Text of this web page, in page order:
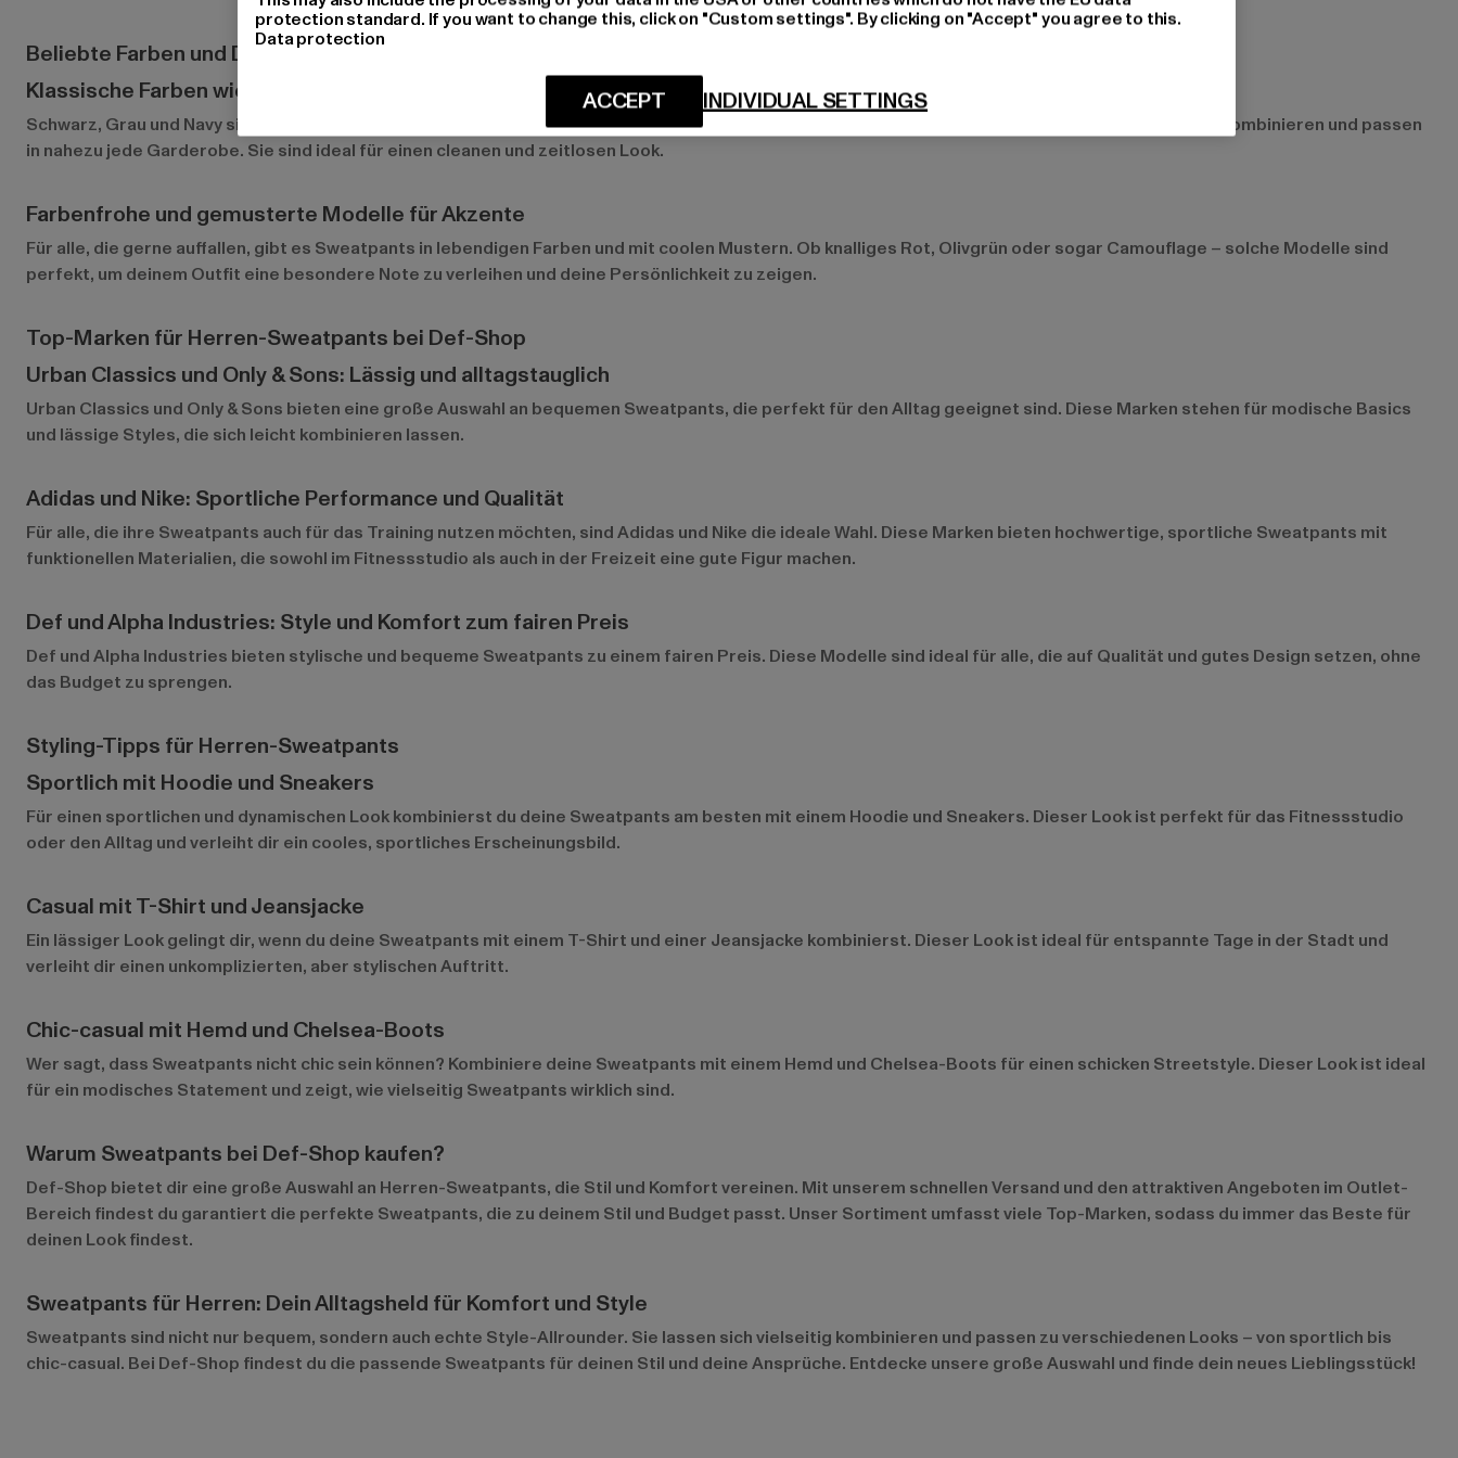
Beliebte Farben und Designs bei Herren-Sweatpants
Klassische Farben wie Schwarz, Grau und Navy
Schwarz, Grau und Navy sind die Klassiker unter den Sweatpants-Farben. Diese neutralen Töne lassen sich mühelos zu verschiedenen Oberteilen kombinieren und passen
in nahezu jede Garderobe. Sie sind ideal für einen cleanen und zeitlosen Look.
Farbenfrohe und gemusterte Modelle für Akzente
Für alle, die gerne auffallen, gibt es Sweatpants in lebendigen Farben und mit coolen Mustern. Ob knalliges Rot, Olivgrün oder sogar Camouflage – solche Modelle sind
perfekt, um deinem Outfit eine besondere Note zu verleihen und deine Persönlichkeit zu zeigen.
Top-Marken für Herren-Sweatpants bei Def-Shop
Urban Classics und Only & Sons: Lässig und alltagstauglich
Urban Classics und Only & Sons bieten eine große Auswahl an bequemen Sweatpants, die perfekt für den Alltag geeignet sind. Diese Marken stehen für modische Basics
und lässige Styles, die sich leicht kombinieren lassen.
Adidas und Nike: Sportliche Performance und Qualität
Für alle, die ihre Sweatpants auch für das Training nutzen möchten, sindAdidas und Nike die ideale Wahl. Diese Marken bieten hochwertige, sportliche Sweatpants mit
funktionellen Materialien, die sowohl im Fitnessstudio als auch in der Freizeit eine gute Figur machen.
Def und Alpha Industries: Style und Komfort zum fairen Preis
Def undAlpha Industries bieten stylische und bequeme Sweatpants zu einem fairen Preis. Diese Modelle sind ideal für alle, die auf Qualität und gutes Design setzen, ohne
das Budget zu sprengen.
Styling-Tipps für Herren-Sweatpants
Sportlich mit Hoodie und Sneakers
Für einen sportlichen und dynamischen Look kombinierst du deine Sweatpants am besten mit einem Hoodie und Sneakers. Dieser Look ist perfekt für das Fitnessstudio
oder den Alltag und verleiht dir ein cooles, sportliches Erscheinungsbild.
Casual mit T-Shirt und Jeansjacke
Ein lässiger Look gelingt dir, wenn du deine Sweatpants mit einem T-Shirt und einer Jeansjacke kombinierst. Dieser Look ist ideal für entspannte Tage in der Stadt und
verleiht dir einen unkomplizierten, aber stylischen Auftritt.
Chic-casual mit Hemd und Chelsea-Boots
Wer sagt, dass Sweatpants nicht chic sein können? Kombiniere deine Sweatpants mit einem Hemd und Chelsea-Boots für einen schicken Streetstyle. Dieser Look ist ideal
für ein modisches Statement und zeigt, wie vielseitig Sweatpants wirklich sind.
Warum Sweatpants bei Def-Shop kaufen?
Def-Shop bietet dir eine große Auswahl an Herren-Sweatpants, die Stil und Komfort vereinen. Mit unserem schnellen Versand und den attraktiven Angeboten im Outlet-
Bereich findest du garantiert die perfekte Sweatpants, die zu deinem Stil und Budget passt. Unser Sortiment umfasst viele Top-Marken, sodass du immer das Beste für
deinen Look findest.
Sweatpants für Herren: Dein Alltagsheld für Komfort und Style
Sweatpants sind nicht nur bequem, sondern auch echte Style-Allrounder. Sie lassen sich vielseitig kombinieren und passen zu verschiedenen Looks – von sportlich bis
chic-casual. Bei Def-Shop findest du die passende Sweatpants für deinen Stil und deine Ansprüche. Entdecke unsere große Auswahl und finde dein neues Lieblingsstück!
protection standard. If you want to change this, click on "Custom settings". By clicking on "Accept" you agree to this.
Data protection
INDIVIDUAL SETTINGS
ACCEPT